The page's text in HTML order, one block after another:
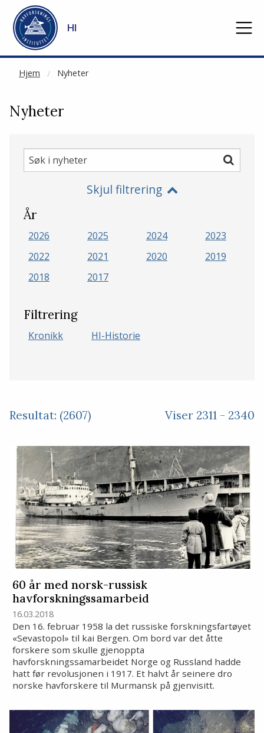
Gå til hovedinnhold
HI
Hjem Nyheter
NOT CACHED
Nyheter
Søk
i
Søk
Skjul filtrering
År
2026 2025 2024
2023
2022
2021 2020
2019
2018
2017
Filtrering
Kronikk HI-Historie
Resultat: (2607) Viser 2311 - 2340
60 år med norsk-russisk
havforskningssamarbeid
16.03.2018
Den 16. februar 1958 la det russiske forskningsfartøyet
«Sevastopol» til kai Bergen. Om bord var det åtte
forskere som skulle gjenoppta
havforskningssamarbeidet Norge og Russland hadde
hatt før revolusjonen i 1917. Et halvt år seinere dro
norske havforskere til Murmansk på gjenvisitt.